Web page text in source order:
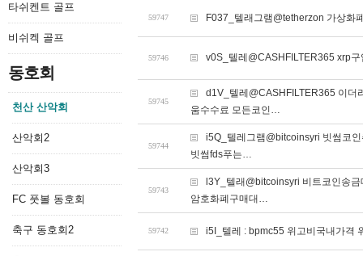
타쉬켄트 골프
비쉬켁 골프
동호회
천산 산악회
산악회2
산악회3
FC 풋볼 동호회
축구 동호회2
59747 F037_텔래그램@tetherzon 가상화
59746 v0S_텔레@CASHFILTER365 xrp
59745
d1V_텔레@CASHFILTER365 이더
움수수료 모든코인…
59744
i5Q_텔레그램@bitcoinsyri 빗썸코
빗썸fds푸는…
59743
l3Y_텔래@bitcoinsyri 비트코인송
암호화폐구매대…
59742 i5I_텔레 : bpmc55 위고비국내가격